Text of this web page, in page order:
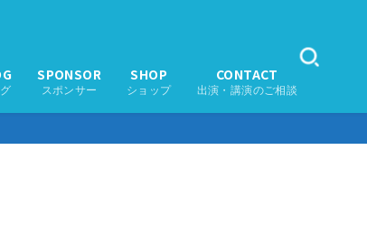
SPONSOR
スポンサー
SHOP
ショップ
CONTACT
出演・講演のご相談